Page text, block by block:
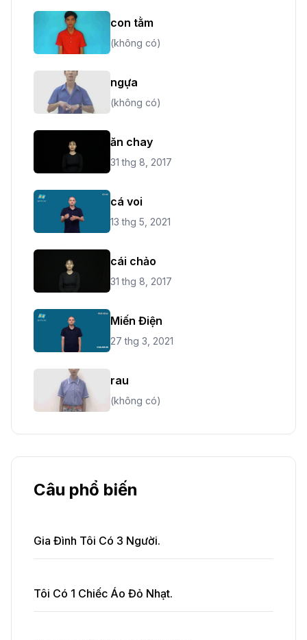
con tằm
(không có)
ngựa
(không có)
ăn chay
31 thg 8, 2017
cá voi
13 thg 5, 2021
cái chảo
31 thg 8, 2017
Miến Điện
27 thg 3, 2021
rau
(không có)
Câu phổ biến
Gia Đình Tôi Có 3 Người.
Tôi Có 1 Chiếc Áo Đỏ Nhạt.